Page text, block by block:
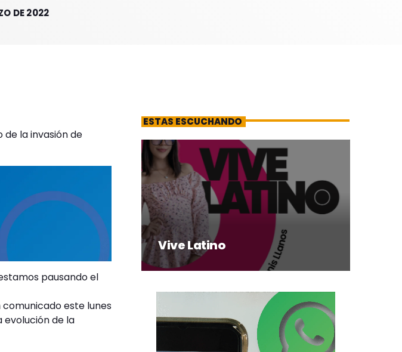
DE 2022
de la invasión de
pausando el
comunicado este lunes
evolución de la
ESTAS ESCUCHANDO
Vive Latino